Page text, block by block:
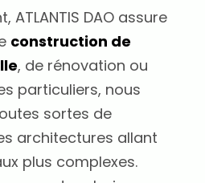
DAO assure
construction de
, de rénovation ou
particuliers, nous
sortes de
architectures allant
plus complexes.